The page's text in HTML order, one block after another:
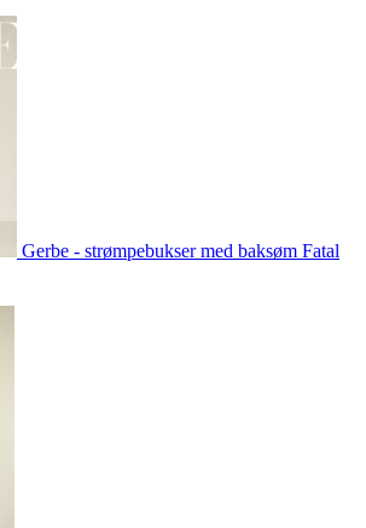
Gerbe - strømpebukser med baksøm Fatal